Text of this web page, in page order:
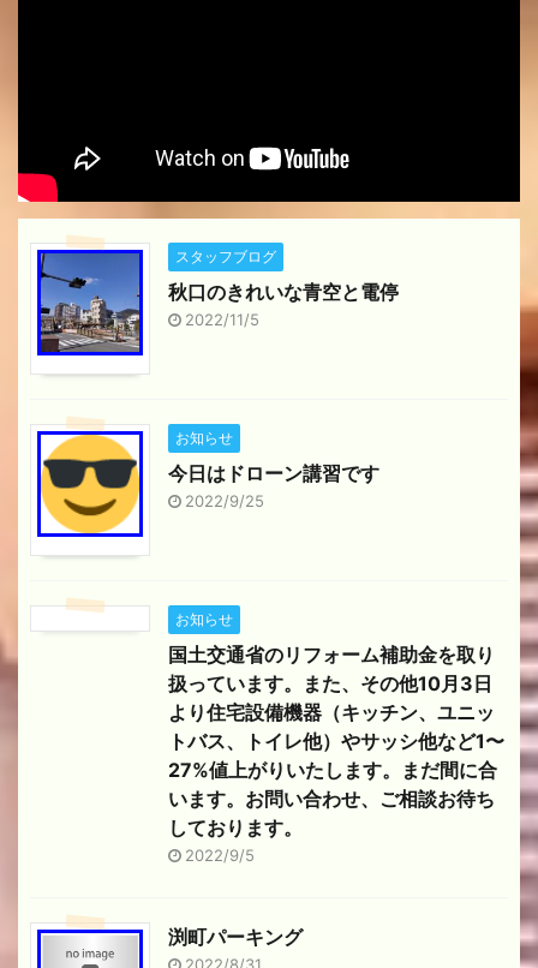
スタッフブログ
秋口のきれいな青空と電停
2022/11/5
お知らせ
今日はドローン講習です
2022/9/25
お知らせ
国土交通省のリフォーム補助金を取り
扱っています。また、その他10月3日
より住宅設備機器（キッチン、ユニッ
トバス、トイレ他）やサッシ他など1〜
27%値上がりいたします。まだ間に合
います。お問い合わせ、ご相談お待ち
しております。
2022/9/5
渕町パーキング